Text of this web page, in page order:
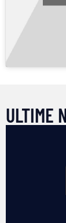
ULTIME